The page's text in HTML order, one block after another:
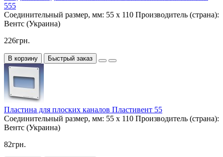
555
Соединительный размер, мм: 55 х 110 Производитель (страна):
Вентс (Украина)
226грн.
В корзину Быстрый заказ
Пластина для плоских каналов Пластивент 55
Соединительный размер, мм: 55 х 110 Производитель (страна):
Вентс (Украина)
82грн.